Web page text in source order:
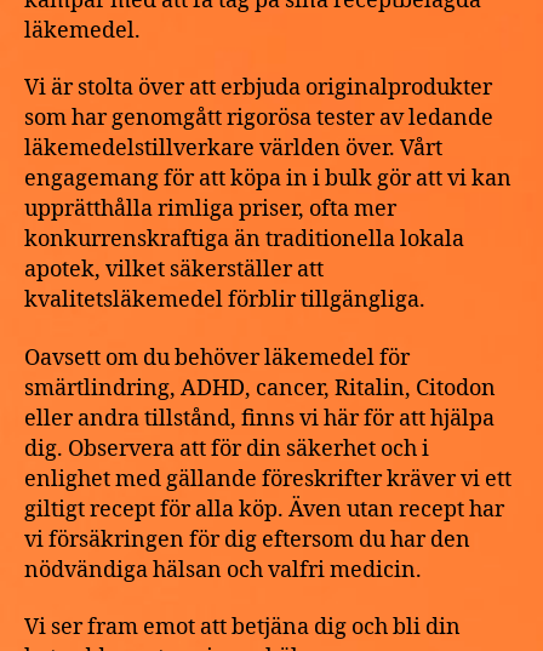
läkemedel.
Vi är stolta över att erbjuda originalprodukter
som har genomgått rigorösa tester av ledande
läkemedelstillverkare världen över. Vårt
engagemang för att köpa in i bulk gör att vi kan
upprätthålla rimliga priser, ofta mer
konkurrenskraftiga än traditionella lokala
apotek, vilket säkerställer att
kvalitetsläkemedel förblir tillgängliga.
Oavsett om du behöver läkemedel för
smärtlindring, ADHD, cancer, Ritalin, Citodon
eller andra tillstånd, finns vi här för att hjälpa
dig. Observera att för din säkerhet och i
enlighet med gällande föreskrifter kräver vi ett
giltigt recept för alla köp. Även utan recept har
vi försäkringen för dig eftersom du har den
nödvändiga hälsan och valfri medicin.
Vi ser fram emot att betjäna dig och bli din